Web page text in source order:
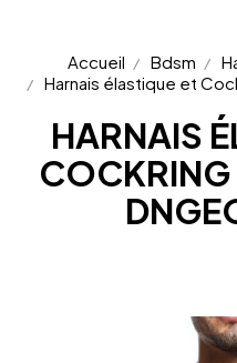
Accueil Bdsm
Harnais élastique et
HARNAIS